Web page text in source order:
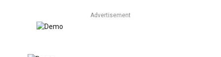
Advertisement